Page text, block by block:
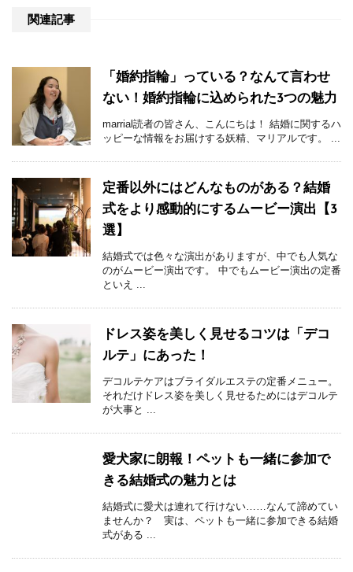
関連記事
「婚約指輪」っている？なんて言わせ
ない！婚約指輪に込められた3つの魅力
marrial読者の皆さん、こんにちは！ 結婚に関するハ
ッピーな情報をお届けする妖精、マリアルです。 ...
定番以外にはどんなものがある？結婚
式をより感動的にするムービー演出【3
選】
結婚式では色々な演出がありますが、中でも人気な
のがムービー演出です。 中でもムービー演出の定番
といえ ...
ドレス姿を美しく見せるコツは「デコ
ルテ」にあった！
デコルテケアはブライダルエステの定番メニュー。
それだけドレス姿を美しく見せるためにはデコルテ
が大事と ...
愛犬家に朗報！ペットも一緒に参加で
きる結婚式の魅力とは
結婚式に愛犬は連れて行けない……なんて諦めてい
ませんか？ 実は、ペットも一緒に参加できる結婚
式がある ...